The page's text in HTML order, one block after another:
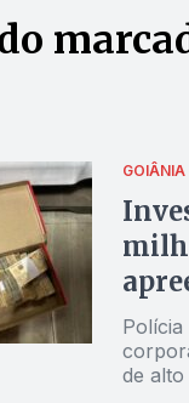
GOIÂNIA
Polícia
de